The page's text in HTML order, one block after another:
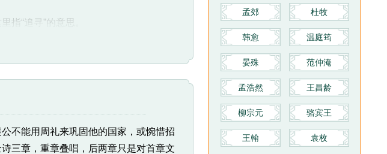
“追寻”的意思。
不能用周礼来巩固他的国家，或惋惜招
三章，重章叠唱，后两章只是对首章文
重要的资料。
孟郊 杜牧
韩愈 温庭筠
晏殊 范仲淹
孟浩然 王昌龄
柳宗元 骆宾王
王翰 袁枚